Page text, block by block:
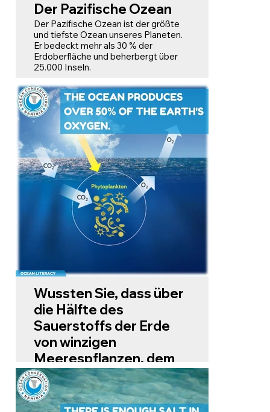
Der Pazifische Ozean
Der Pazifische Ozean ist der größte
und tiefste Ozean unseres Planeten.
Er bedeckt mehr als 30 % der
Erdoberfläche und beherbergt über
25.000 Inseln.
Der Pazifische Ozean ist so groß, dass
er eine größere Fläche einnimmt als
alle Landmassen der Erde zusammen!
Wussten Sie, dass über
die Hälfte des
Sauerstoffs der Erde
von winzigen
Meerespflanzen, dem
sogenannten
Phytoplankton,
stammt?